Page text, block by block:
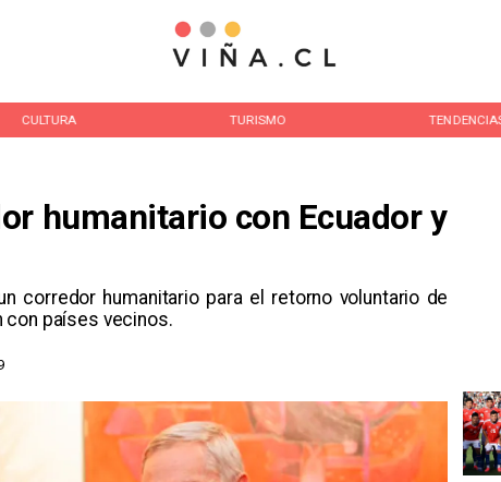
TURISMO TENDENCIAS NACIONAL
humanitario con Ecuador y
corredor humanitario para el retorno voluntario de
con países vecinos.